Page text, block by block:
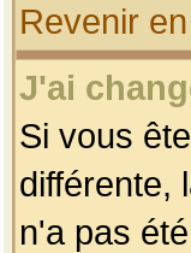
Revenir
J'ai
Si vous
différente,
n'a pas